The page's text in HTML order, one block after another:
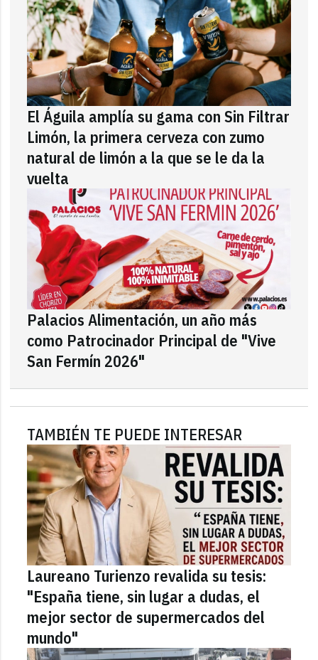
El Águila amplía su gama con Sin Filtrar
Limón, la primera cerveza con zumo
natural de limón a la que se le da la
vuelta
Palacios Alimentación, un año más
como Patrocinador Principal de "Vive
San Fermín 2026"
TAMBIÉN TE PUEDE INTERESAR
Laureano Turienzo revalida su tesis:
"España tiene, sin lugar a dudas, el
mejor sector de supermercados del
mundo"